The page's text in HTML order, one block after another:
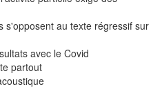
s'opposent au texte régressif sur
avec le Covid
partout